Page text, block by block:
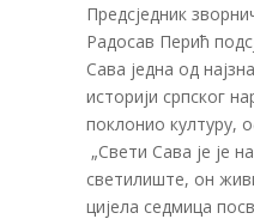
Предсједник
Радосав Перић
Сава једна од
историји српског
поклонио културу,
„Свети Сава је је
светилиште, он
цијела седмица